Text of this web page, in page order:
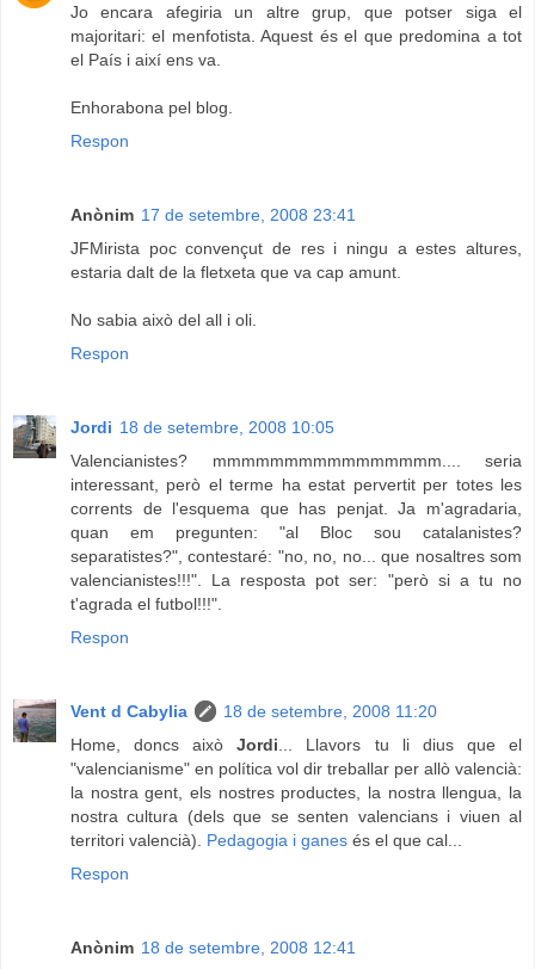
Jo encara afegiria un altre grup, que potser siga el
majoritari: el menfotista. Aquest és el que predomina a tot
el País i així ens va.
Enhorabona pel blog.
Respon
Anònim 17 de setembre, 2008 23:41
JFMirista poc convençut de res i ningu a estes altures,
estaria dalt de la fletxeta que va cap amunt.
No sabia això del all i oli.
Respon
Jordi 18 de setembre, 2008 10:05
Valencianistes? mmmmmmmmmmmmmmmm.... seria
interessant, però el terme ha estat pervertit per totes les
corrents de l'esquema que has penjat. Ja m'agradaria,
quan em pregunten: "al Bloc sou catalanistes?
separatistes?", contestaré: "no, no, no... que nosaltres som
valencianistes!!!". La resposta pot ser: "però si a tu no
t'agrada el futbol!!!".
Respon
Vent d Cabylia
18 de setembre, 2008 11:20
Home, doncs aixòJordi ... Llavors tu li dius que el
"valencianisme" en política vol dir treballar per allò valencià:
la nostra gent, els nostres productes, la nostra llengua, la
nostra cultura (dels que se senten valencians i viuen al
territori valencià). Pedagogia i ganes és el que cal...
Respon
Anònim 18 de setembre, 2008 12:41